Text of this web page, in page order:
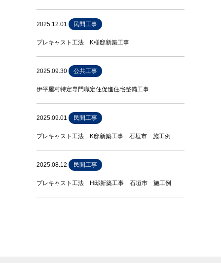
2025.12.01 民間工事
プレキャスト工法 K様邸新築工事
2025.09.30 公共工事
伊平屋村特定専門職定住促進住宅整備工事
2025.09.01 民間工事
プレキャスト工法 K邸新築工事 石垣市 施工例
2025.08.12 民間工事
プレキャスト工法 H邸新築工事 石垣市 施工例